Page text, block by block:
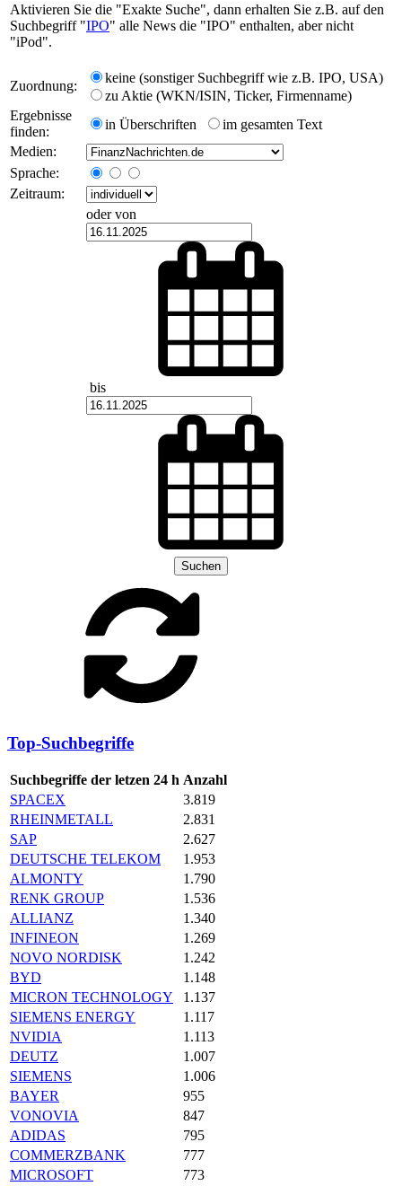
Aktivieren Sie die "Exakte Suche", dann erhalten Sie z.B. auf den
Suchbegriff "IPO" alle News die "IPO" enthalten, aber nicht
"iPod".
Zuordnung:
keine (sonstiger Suchbegriff wie z.B. IPO, USA)
zu Aktie (WKN/ISIN, Ticker, Firmenname)
Ergebnisse
finden:
in Überschriften
im gesamten Text
Medien:
Sprache:
Zeitraum:
oder von
bis
Suchen
Top-Suchbegriffe
Suchbegriffe der letzen 24 h Anzahl
SPACEX
3.819
RHEINMETALL
2.831
SAP
2.627
DEUTSCHE TELEKOM
1.953
ALMONTY
1.790
RENK GROUP
1.536
ALLIANZ
1.340
INFINEON
1.269
NOVO NORDISK
1.242
BYD
1.148
MICRON TECHNOLOGY
1.137
SIEMENS ENERGY
1.117
NVIDIA
1.113
DEUTZ
1.007
SIEMENS
1.006
BAYER
955
VONOVIA
847
ADIDAS
795
COMMERZBANK
777
MICROSOFT
773